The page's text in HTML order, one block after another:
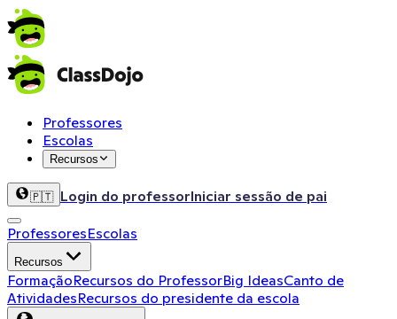
Professores
Escolas
Recursos
🇵🇹 Login do professorIniciar sessão de pai
ProfessoresEscolas
Recursos
FormaçãoRecursos do ProfessorBig IdeasCanto de
AtividadesRecursos do presidente da escola